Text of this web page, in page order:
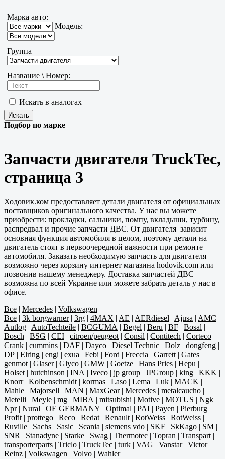
Марка авто:
Модель:
Группа
Название \ Номер:
Искать в аналогах
Подбор по марке
Запчасти двигателя TruckTec,
страница 3
Ходовик.ком предоставляет детали двигателя от официальных
поставщиков оригинального качества. У нас вы можете
приобрести: прокладки, сальники, помпу, вкладыши, турбину,
распредвал и прочие запчасти ДВС. От двигателя зависит
основная функция автомобиля в целом, поэтому детали на
двигатель стоят в первоочередной важности при ремонте
автомобиля. Заказать необходимую запчасть для двигателя
возможно через корзину интернет магазина hodovik.com или
позвонив нашему менеджеру. Доставка запчастей ДВС
возможна по всей Украине или можете забрать деталь у нас в
офисе.
Все | Mercedes | Volkswagen
Все | 3k borgwarner| 3rg | 4MAX | AE | AERdiesel | Ajusa | AMC |
Autlog | AutoTechteile | BCGUMA | Begel | Beru | BF | Bosal |
Bosch | BSG | CEI | citroen/peugeot | Consil | Contitech | Corteco |
Crank | cummins | DAF | Dayco | Diesel Technic | Dolz | dongfeng |
DP | Elring | engi | exua | Febi | Ford | Freccia | Garrett | Gates |
genmot | Glaser| Glyco | GMW | Goetze | Hans Pries | Hepu |
Holset | hutchinson | INA | Iveco | jp group | JPGroup | king | KKK |
Knorr| Kolbenschmidt | kormas | Laso | Lema | Luk | MACK |
Mahle | Majorsell | MAN | MaxGear| Mercedes | metalcaucho |
Metelli | Meyle | mg | MIBA | mitsubishi | Motive | MOTUS | Ngk |
Npr| Nural | OE GERMANY | Optimal | PAI | Payen | Pierburg |
Profit | prottego | Reco | Redat | Renault | RotWeiss | RotWeiss |
Ruville | Sachs | Sasic | Scania | siemens vdo | SKF | SkKago | SM |
SNR | Stanadyne | Starke | Swag | Thermotec | Topran | Transpart |
transporterparts | Triclo | TruckTec | turk | VAG | Vanstar| Victor
Reinz | Volkswagen | Volvo | Wahler